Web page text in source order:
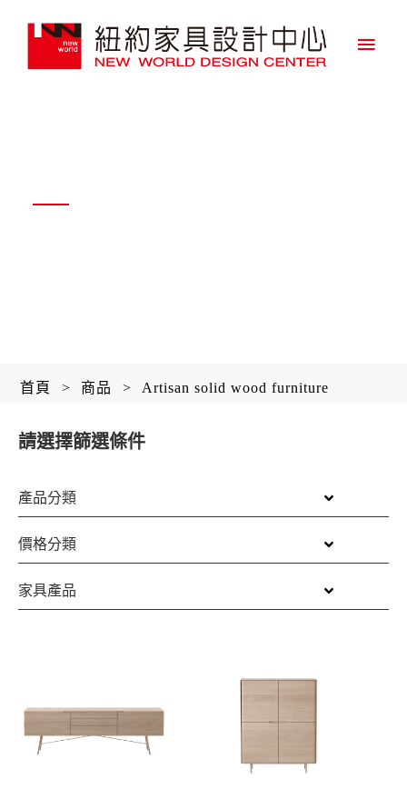
首頁 > 商品 > Artisan solid wood furniture
請選擇篩選條件
產品分類
價格分類
家具產品